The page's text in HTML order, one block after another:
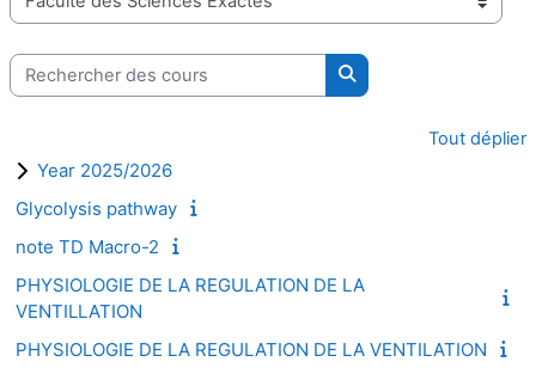
Catégories de cours
Rechercher des cours
Rechercher des cours
Tout déplier
Year 2025/2026
Glycolysis pathway
note TD Macro-2
PHYSIOLOGIE DE LA REGULATION DE LA
VENTILLATION
PHYSIOLOGIE DE LA REGULATION DE LA VENTILATION